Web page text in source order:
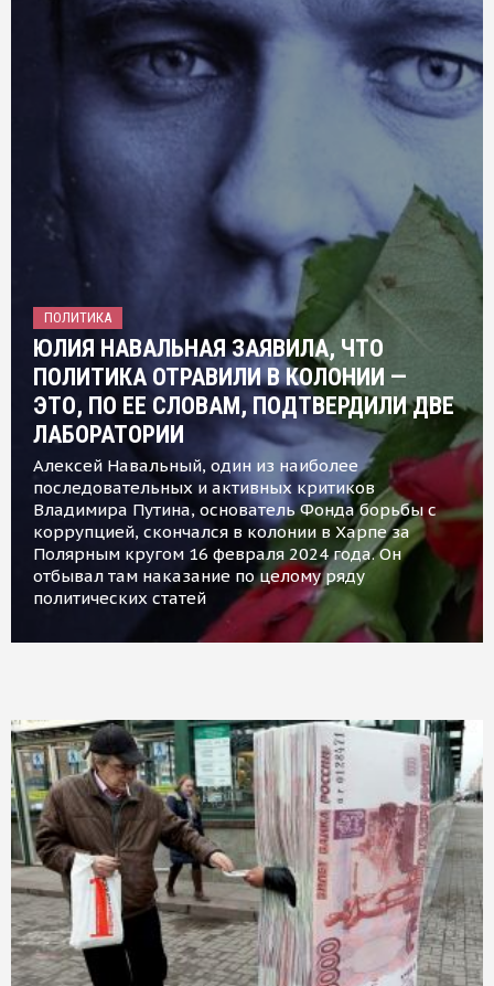
ПОЛИТИКА
ЮЛИЯ НАВАЛЬНАЯ ЗАЯВИЛА, ЧТО
ПОЛИТИКА ОТРАВИЛИ В КОЛОНИИ —
ЭТО, ПО ЕЕ СЛОВАМ, ПОДТВЕРДИЛИ ДВЕ
ЛАБОРАТОРИИ
Алексей Навальный, один из наиболее
последовательных и активных критиков
Владимира Путина, основатель Фонда борьбы с
коррупцией, скончался в колонии в Харпе за
Полярным кругом 16 февраля 2024 года. Он
отбывал там наказание по целому ряду
политических статей